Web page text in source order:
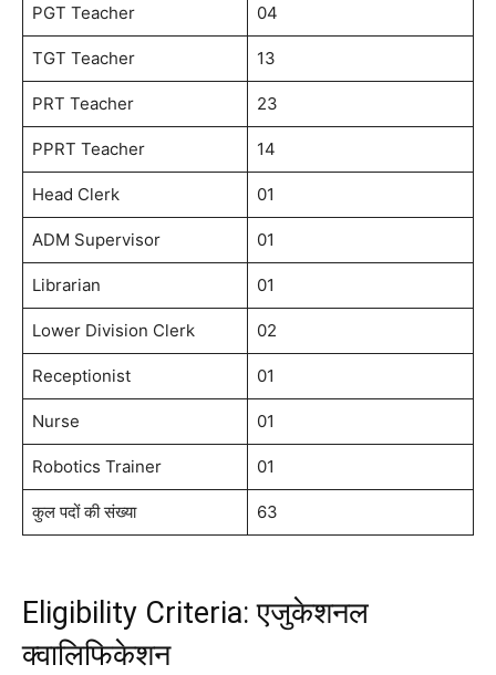
PGT Teacher 04
TGT Teacher 13
PRT Teacher 23
PPRT Teacher 14
Head Clerk 01
ADM Supervisor 01
Librarian 01
Lower Division Clerk 02
Receptionist 01
Nurse 01
Robotics Trainer 01
कुल पदों की संख्या 63
Eligibility Criteria: एजुकेशनल
क्वालिफिकेशन